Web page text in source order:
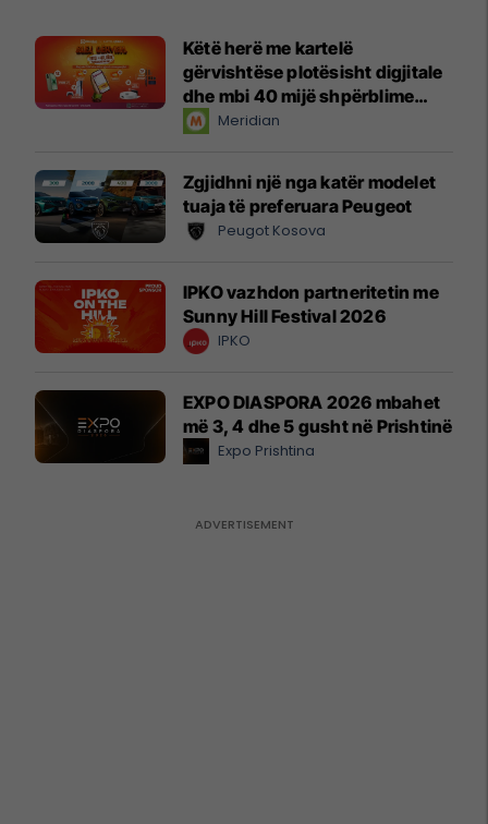
Këtë herë me kartelë
gërvishtëse plotësisht digjitale
dhe mbi 40 mijë shpërblime
instant!Meridian
Zgjidhni një nga katër modelet
tuaja të preferuara Peugeot
Peugot Kosova
IPKO vazhdon partneritetin me
Sunny Hill Festival 2026
IPKO
EXPO DIASPORA 2026 mbahet
më 3, 4 dhe 5 gusht në Prishtinë
Expo Prishtina